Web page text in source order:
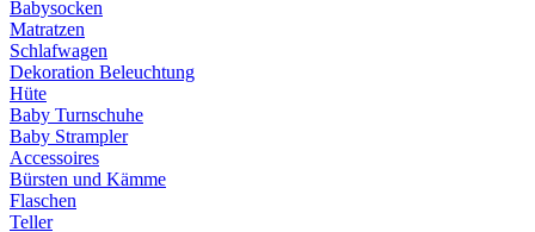
Babysocken
Matratzen
Schlafwagen
Dekoration Beleuchtung
Hüte
Baby Turnschuhe
Baby Strampler
Accessoires
Bürsten und Kämme
Flaschen
Teller